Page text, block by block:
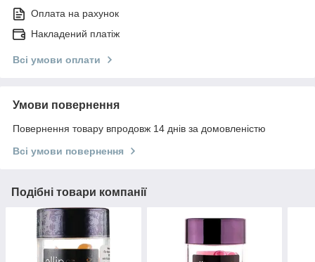
Оплата на рахунок
Накладений платіж
Всі умови оплати
Умови повернення
Повернення товару впродовж 14 днів за домовленістю
Всі умови повернення
Подібні товари компанії